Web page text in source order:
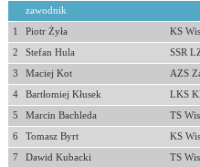
zawodnik
1 Piotr Żyła KS
2 Stefan Hula SSR
3 Maciej Kot AZS
4 Bartłomiej Kłusek LKS
5 Marcin Bachleda TS
6 Tomasz Byrt KS
7 Dawid Kubacki TS